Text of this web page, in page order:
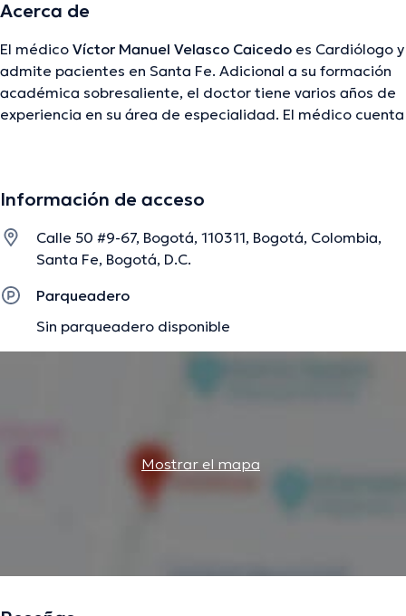
Acerca de
El médico Víctor Manuel Velasco Caicedo es Cardiólogo y
admite pacientes en Santa Fe. Adicional a su formación
académica sobresaliente, el doctor tiene varios años de
experiencia en su área de especialidad. El médico cuenta
Manuel Velasco Caicedo ha contribuido en abundantes
continua en su campo de especialización y ha publicado
diversas publicaciones. Su cita se puede realizar en
Español.
Información de acceso
Calle 50 #9-67, Bogotá, 110311, Bogotá, Colombia,
Santa Fe, Bogotá, D.C.
Parqueadero
Sin parqueadero disponible
Mostrar el mapa